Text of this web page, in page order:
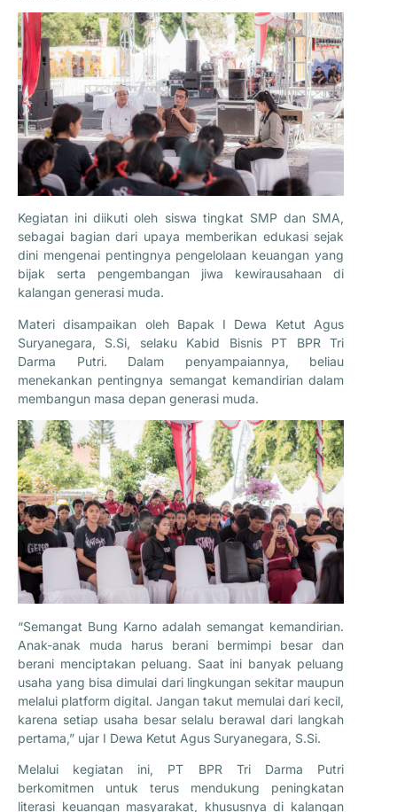
Kegiatan ini diikuti oleh siswa tingkat SMP dan SMA,
sebagai bagian dari upaya memberikan edukasi sejak
dini mengenai pentingnya pengelolaan keuangan yang
bijak serta pengembangan jiwa kewirausahaan di
kalangan generasi muda.
Materi disampaikan oleh Bapak I Dewa Ketut Agus
Suryanegara, S.Si, selaku Kabid Bisnis PT BPR Tri
Darma Putri. Dalam penyampaiannya, beliau
menekankan pentingnya semangat kemandirian dalam
membangun masa depan generasi muda.
“Semangat Bung Karno adalah semangat kemandirian.
Anak-anak muda harus berani bermimpi besar dan
berani menciptakan peluang. Saat ini banyak peluang
usaha yang bisa dimulai dari lingkungan sekitar maupun
melalui platform digital. Jangan takut memulai dari kecil,
karena setiap usaha besar selalu berawal dari langkah
pertama,” ujar I Dewa Ketut Agus Suryanegara, S.Si.
Melalui kegiatan ini, PT BPR Tri Darma Putri
berkomitmen untuk terus mendukung peningkatan
literasi keuangan masyarakat, khususnya di kalangan